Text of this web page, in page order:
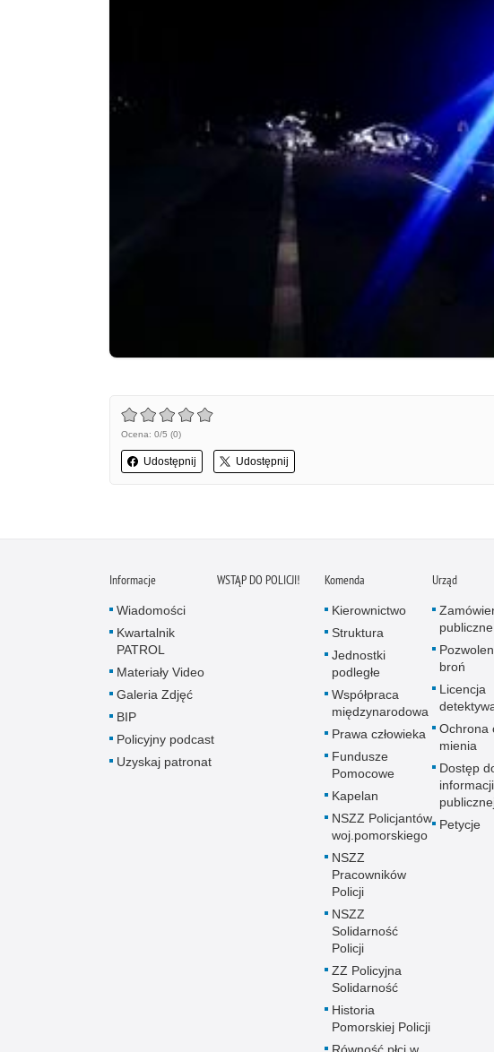
Ocena: 0/5 (0)
Udostępnij Udostępnij
Informacje
Wiadomości
Kwartalnik
PATROL
Materiały Video
Galeria Zdjęć
BIP
Policyjny podcast
Uzyskaj patronat
WSTĄP DO POLICJI! Komenda
Kierownictwo
Struktura
Jednostki
podległe
Współpraca
międzynarodowa
Prawa człowieka
Fundusze
Pomocowe
Kapelan
NSZZ Policjantów
woj.pomorskiego
NSZZ
Pracowników
Policji
NSZZ
Solidarność
Policji
ZZ Policyjna
Solidarność
Historia
Pomorskiej Policji
Równość płci w
Urząd
publiczne
broń
Licencja
Ochrona
mienia
Dostęp
informacji
Petycje